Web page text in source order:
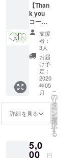
【Than
k you
コー
ス】 応
援して
くださ
りあり
がとう
ござい
ます！
感謝の
気持ち
を込め
て、
メッ
をお送
りいた
支援
者：
3人
お届
け予
定：
2020
年05
月
詳細を見る
こ
の
リ
タ
ー
ン
を
選
択
す
る
5,0
00 円